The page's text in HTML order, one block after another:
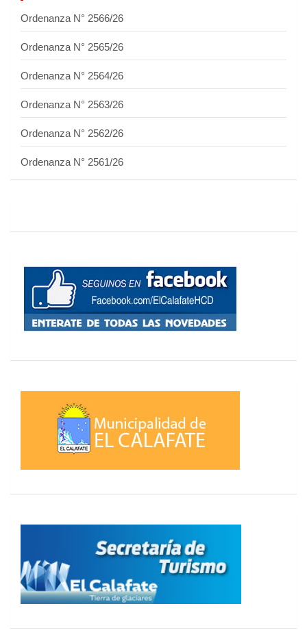
Ordenanza N° 2566/26
Ordenanza N° 2565/26
Ordenanza N° 2564/26
Ordenanza N° 2563/26
Ordenanza N° 2562/26
Ordenanza N° 2561/26